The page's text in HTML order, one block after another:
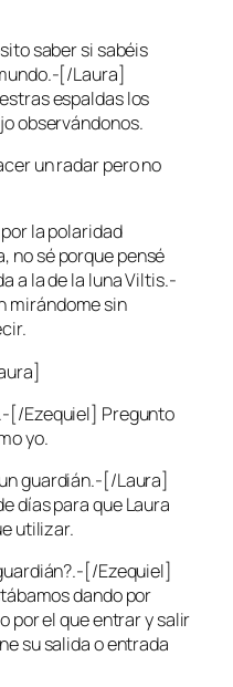
saber si sabéis
[/Laura]
espaldas los
observándonos.
un radar pero no
la polaridad
no sé porque pensé
a la de la luna Viltis.-
mirándome sin
[/Ezequiel] Pregunto
yo.
guardián.-[/Laura]
días para que Laura
utilizar.
[/Ezequiel]
dando por
por el que entrar y salir
su salida o entrada